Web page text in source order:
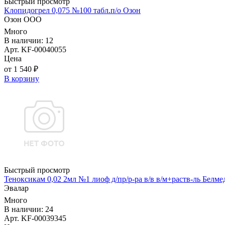
Клопидогрел 0,075 №100 табл.п/о Озон
Озон ООО
Много
В наличии: 12
Арт. KF-00040055
Цена
от 1 540 ₽
В корзину
Быстрый просмотр
Теноксикам 0,02 2мл №1 лиоф д/пр/р-ра в/в в/м+раств-ль
Эвалар
Много
В наличии: 24
Арт. KF-00039345